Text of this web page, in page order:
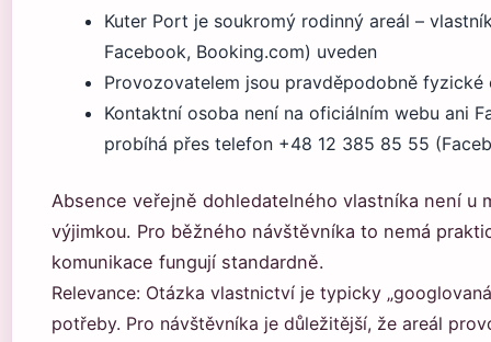
Kuter Port je soukromý rodinný areál –
Facebook, Booking.com) uveden
Provozovatelem jsou pravděpodobně
Kontaktní osoba není na oficiálním webu ani
probíhá přes telefon +48 12 385 85 55
Absence veřejně dohledatelného vlastníka není u
výjimkou. Pro běžného návštěvníka to nemá
komunikace fungují standardně.
Relevance: Otázka vlastnictví je typicky
potřeby. Pro návštěvníka je důležitější, že areál